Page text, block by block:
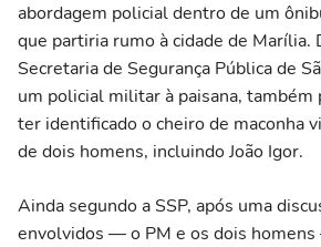
abordagem policial dentro de um
que partiria rumo à cidade de Marília.
Secretaria de Segurança Pública de
um policial militar à paisana, também
ter identificado o cheiro de maconha
de dois homens, incluindo João Igor.
Ainda segundo a SSP, após uma
envolvidos — o PM e os dois